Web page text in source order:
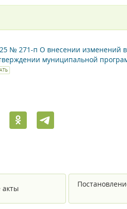
№ 271-п О внесении изменений
муниципальной